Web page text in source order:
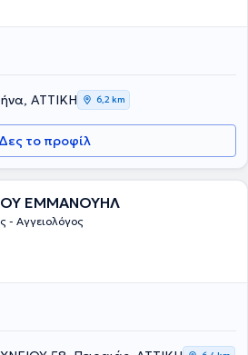
ΑΤΤΙΚΗ 6,2 km
Δες το προφίλ
ΕΜΜΑΝΟΥΗΛ
- Αγγειολόγος